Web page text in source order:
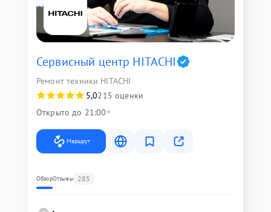
Сервисный центр HITACHI
Ремонт техники HITACHI
5,0215 оценки
Открыто до 21:00
Маршрут
ОбзорОтзывы 285